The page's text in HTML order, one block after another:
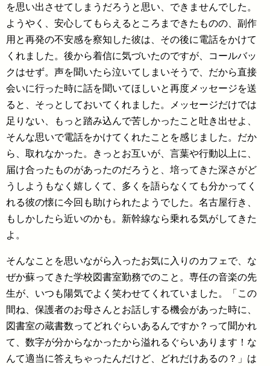
を思い出させてしまうだろうと思い、できませんでした。
ようやく、安心してもらえるところまできたものの、副作
用と再発の不安感を察知した彼は、その後に電話をかけて
くれました。後から着信に気づいたのですが、コールバッ
クはせず。声を聞いたら泣いてしまいそうで、だから直接
会いに行った時に話を聞いてほしいと再度メッセージを送
ると、そっとしておいてくれました。メッセージだけでは
足りない、もっと踏み込んで苦しかったこと吐き出せよ、
そんな思いで電話をかけてくれたことを感じました。だか
ら、取れなかった。きっとお互いが、言葉や行動以上に、
届け合ったものがあったのだろうと、培ってきた深さがど
うしようもなく嬉しくて、多くを語らなくても分かってく
れる彼の懐に今回も助けられたようでした。名古屋行き、
もしかしたら近いのかも。新幹線なら乗れる気がしてきた
よ。
そんなことを思いながら入ったお気に入りのカフェで、な
ぜか蘇ってきた学校図書室勤務でのこと。専任の音楽の先
生が、いつも陽気でよく笑わせてくれていました。「この
間ね、保護者のお母さんとお話しする機会があった時に、
図書室の蔵書数ってどれぐらいあるんですか？って聞かれ
て、数字が分からなかったから溢れるぐらいあります！な
んて適当に答えちゃったんだけど、どれだけあるの？」は